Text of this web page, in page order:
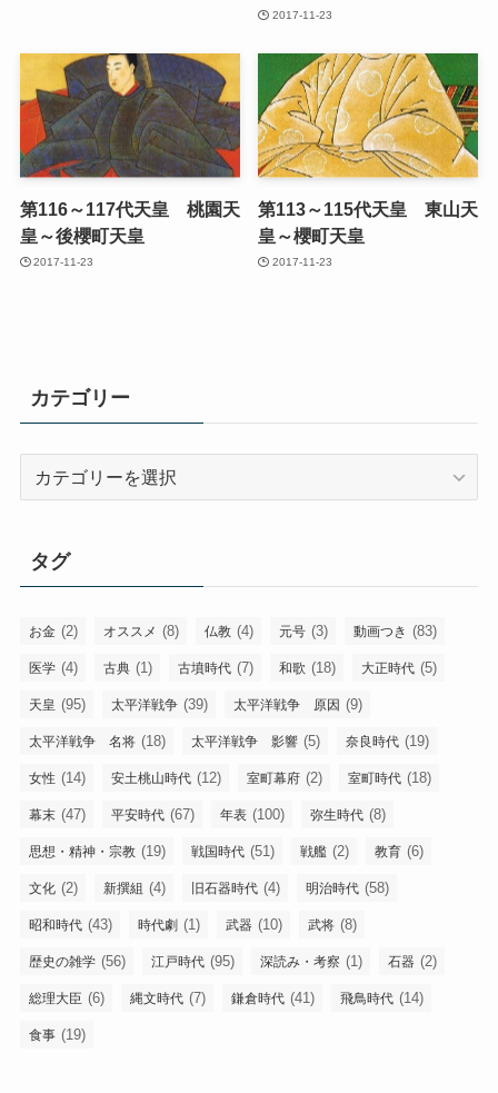
2017-11-23
第116～117代天皇 桃園天
皇～後櫻町天皇
2017-11-23
第113～115代天皇 東山天
皇～櫻町天皇
2017-11-23
カテゴリー
ー
タグ
お金 (2) オススメ (8) 仏教 (4) 元号 (3) 動画つき (83)
医学 (4) 古典 (1) 古墳時代 (7) 和歌 (18) 大正時代 (5)
天皇 (95) 太平洋戦争 (39) 太平洋戦争 原因 (9)
太平洋戦争 名将 (18) 太平洋戦争 影響 (5) 奈良時代 (19)
女性 (14) 安土桃山時代 (12) 室町幕府 (2) 室町時代 (18)
幕末 (47) 平安時代 (67) 年表 (100) 弥生時代 (8)
思想・精神・宗教 (19) 戦国時代 (51) 戦艦 (2) 教育 (6)
文化 (2) 新撰組 (4) 旧石器時代 (4) 明治時代 (58)
昭和時代 (43) 時代劇 (1) 武器 (10) 武将 (8)
歴史の雑学 (56) 江戸時代 (95) 深読み・考察 (1) 石器 (2)
総理大臣 (6) 縄文時代 (7) 鎌倉時代 (41) 飛鳥時代 (14)
食事 (19)